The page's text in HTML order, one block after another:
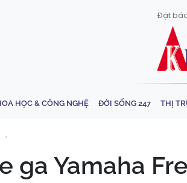
Đặt
HỌC & CÔNG NGHỆ ĐỜI SỐNG 247 THỊ
ga Yamaha